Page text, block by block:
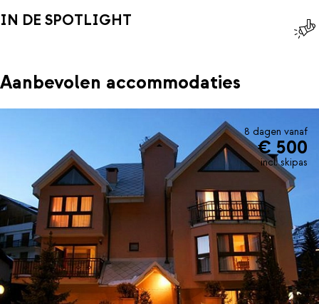
IN DE SPOTLIGHT
Aanbevolen accommodaties
8 dagen vanaf
€ 500
incl. skipas